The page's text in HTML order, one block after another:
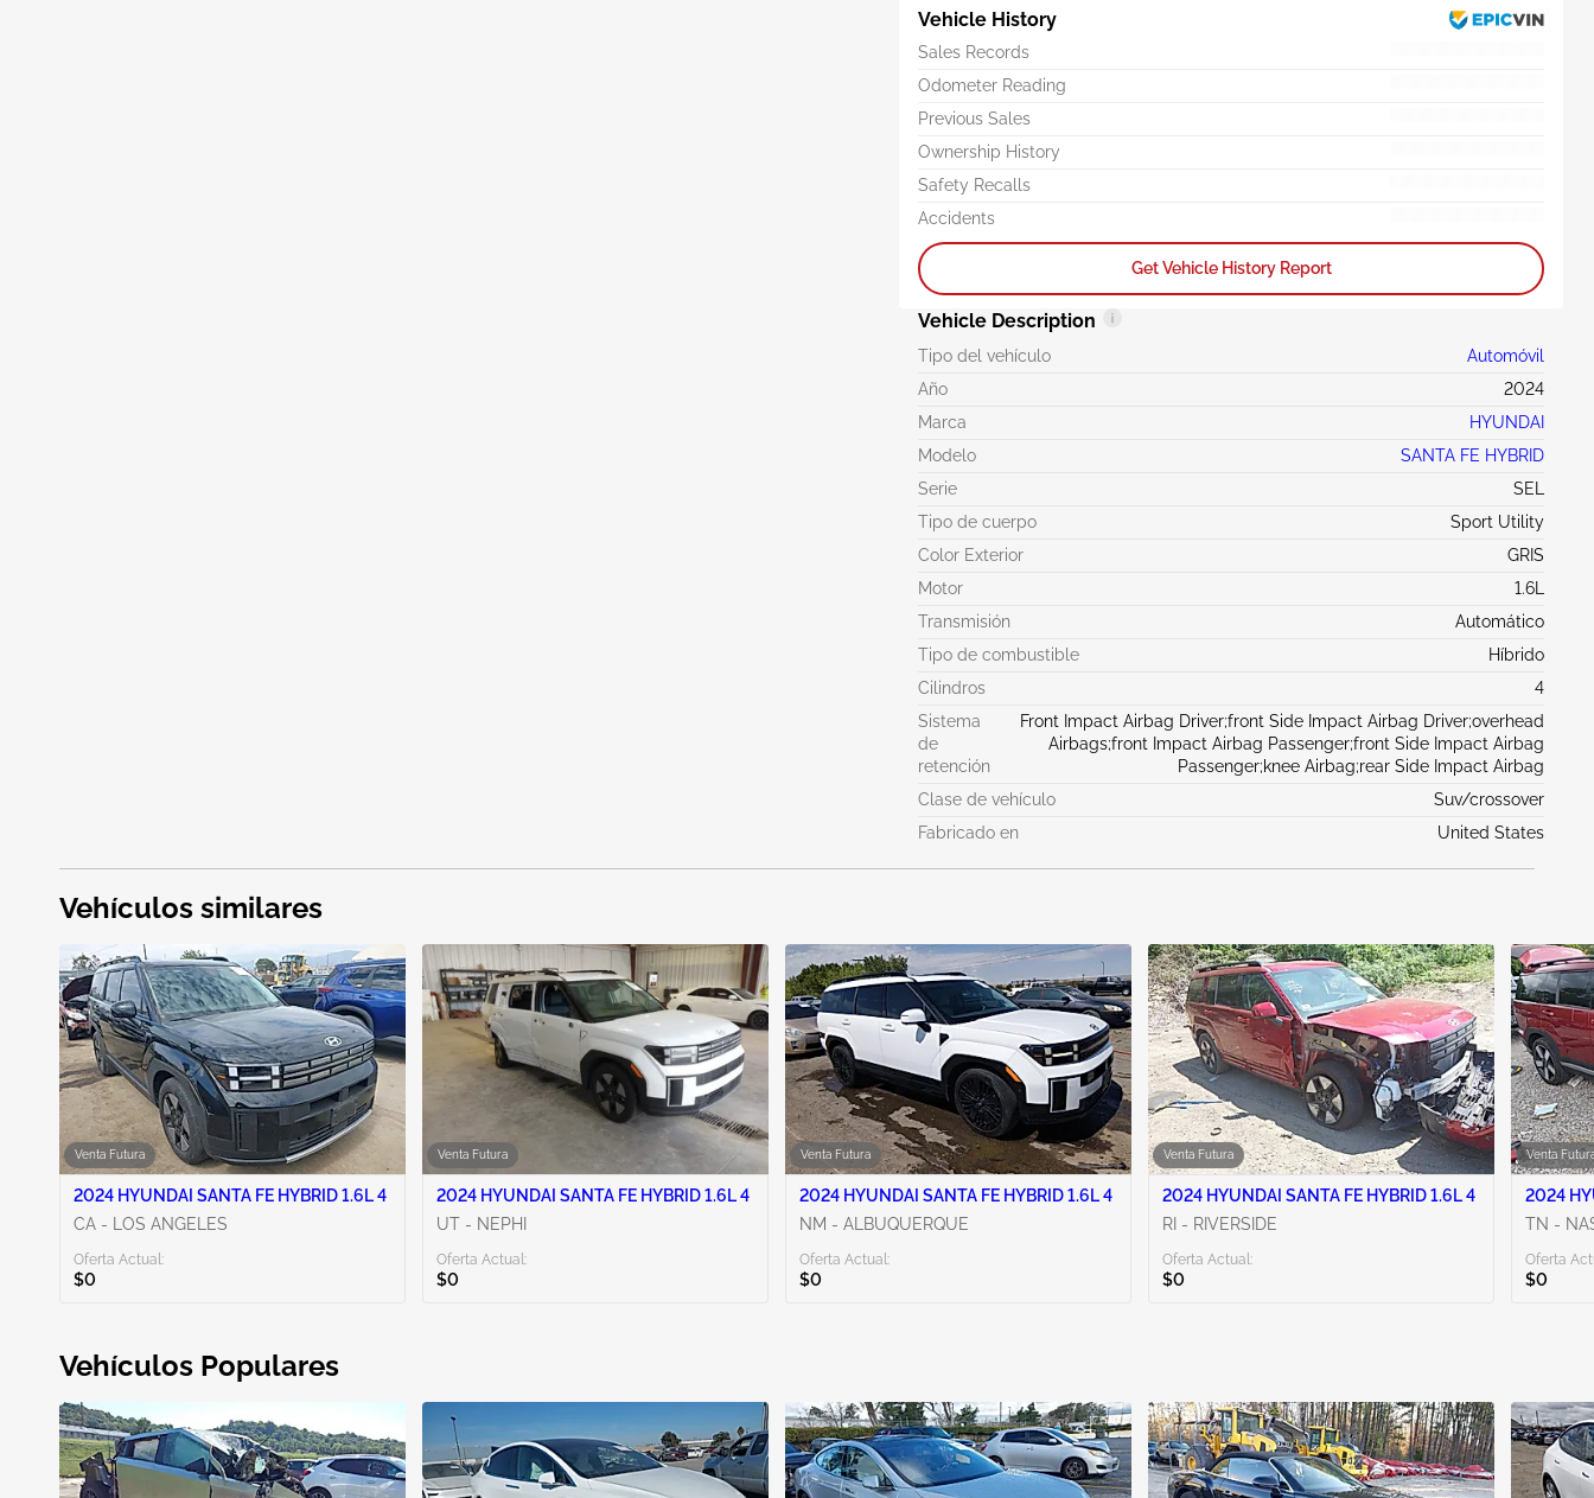
Vehicle History
Sales Records
Odometer Reading
Previous Sales
Ownership History
Safety Recalls
Accidents
Get Vehicle History Report
Vehicle Description
Tipo del vehículo
Automóvil
Año
2024
Marca
HYUNDAI
Modelo
SANTA FE HYBRID
Serie
SEL
Tipo de cuerpo
Sport Utility
Color Exterior
GRIS
Motor
1.6L
Transmisión
Automático
Tipo de combustible
Híbrido
Cilindros
4
Sistema
de
retención
Front Impact Airbag Driver;front Side Impact Airbag Driver;overhead
Airbags;front Impact Airbag Passenger;front Side Impact Airbag
Passenger;knee Airbag;rear Side Impact Airbag
Clase de vehículo
Suv/crossover
Fabricado en
United States
Vehículos similares
Venta Futura
2024 HYUNDAI SANTA FE HYBRID 1.6L 4
CA - LOS ANGELES
Oferta Actual:
$0
Venta Futura
2024 HYUNDAI SANTA FE HYBRID 1.6L 4
UT - NEPHI
Oferta Actual:
$0
Venta Futura
2024 HYUNDAI SANTA FE HYBRID 1.6L 4
NM - ALBUQUERQUE
Oferta Actual:
$0
Venta Futura
2024 HYUNDAI SANTA FE HYBRID 1.6L 4
RI - RIVERSIDE
Oferta Actual:
$0
Venta
2024
TN -
Oferta
$0
Vehículos Populares